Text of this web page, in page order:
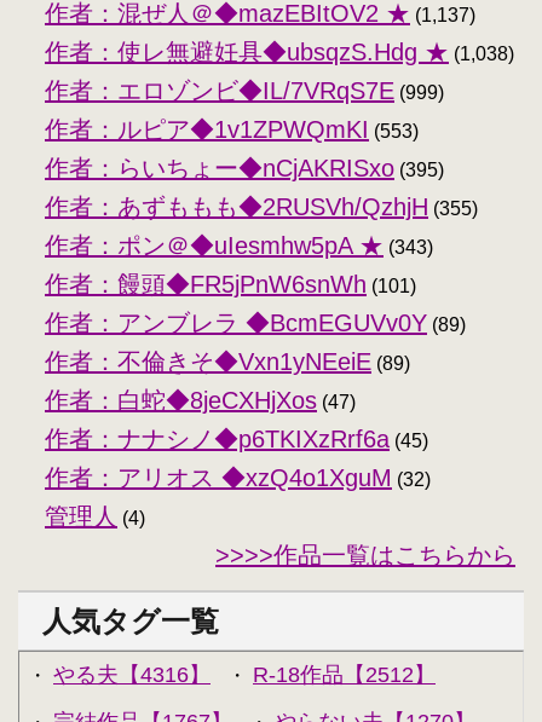
作者：混ぜ人＠◆mazEBItOV2 ★ (1,137)
作者：使レ無避妊具◆ubsqzS.Hdg ★ (1,038)
作者：エロゾンビ◆IL/7VRqS7E (999)
作者：ルピア◆1v1ZPWQmKI (553)
作者：らいちょー◆nCjAKRISxo (395)
作者：あずももも◆2RUSVh/QzhjH (355)
作者：ポン＠◆uIesmhw5pA ★ (343)
作者：饅頭◆FR5jPnW6snWh (101)
作者：アンブレラ ◆BcmEGUVv0Y (89)
作者：不倫きそ◆Vxn1yNEeiE (89)
作者：白蛇◆8jeCXHjXos (47)
作者：ナナシノ◆p6TKIXzRrf6a (45)
作者：アリオス ◆xzQ4o1XguM (32)
管理人 (4)
>>>>作品一覧はこちらから
人気タグ一覧
・ やる夫【4316】 ・ R-18作品【2512】